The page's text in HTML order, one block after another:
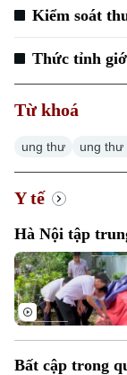
Kiểm soát
Thức tỉnh
Từ khoá
ung thư ung thư
Y tế
Hà Nội tập
Bất cập trong